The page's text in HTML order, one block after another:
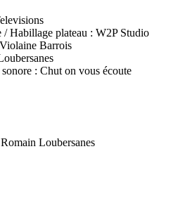
Habillage plateau : W2P Studio
Barrois
: Chut on vous écoute
Romain Loubersanes